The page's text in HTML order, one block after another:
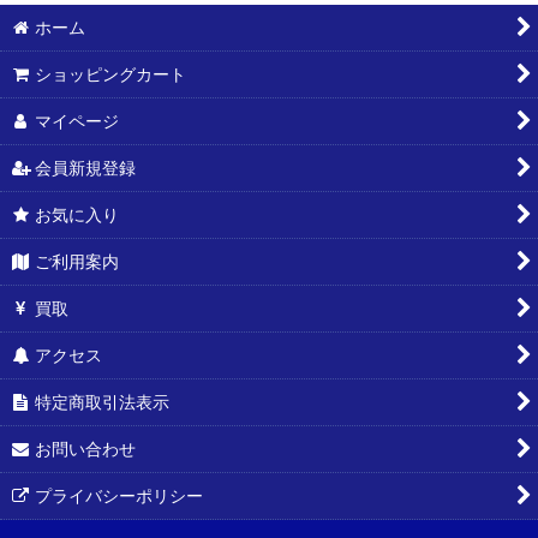
ホーム
ショッピングカート
マイページ
会員新規登録
お気に入り
ご利用案内
買取
アクセス
特定商取引法表示
お問い合わせ
プライバシーポリシー